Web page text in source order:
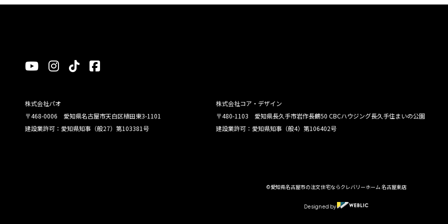
株式会社パオ
〒468-0006 愛知県名古屋市天白区植田東3-1101
建設業許可：愛知県知事（般27）第103381号
株式会社コア・デザイン
〒480-1103 愛知県長久手市岩作長鶴50 CBCハウジング長久手住まいの公園
建設業許可：愛知県知事（般4）第106402号
©愛知県名古屋市の注文住宅ならクレバリーホーム 名古屋東店
Designed by